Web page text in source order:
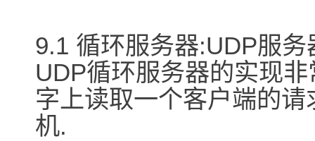
9.1 循环服务器:UDP服务
UDP循环服务器的实现
字上读取一个客户端的
机.